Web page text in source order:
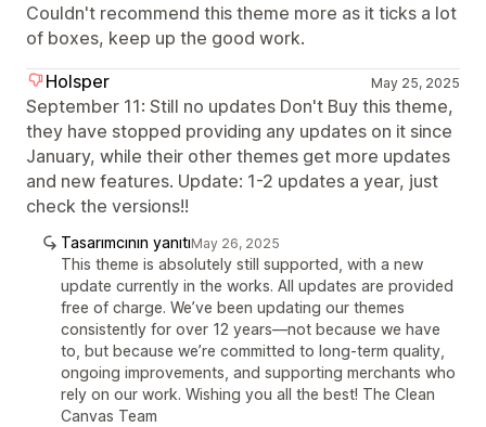
Couldn't recommend this theme more as it ticks a lot
of boxes, keep up the good work.
Holsper
May 25, 2025
September 11: Still no updates Don't Buy this theme,
they have stopped providing any updates on it since
January, while their other themes get more updates
and new features. Update: 1-2 updates a year, just
check the versions!!
Tasarımcının yanıtıMay 26, 2025
This theme is absolutely still supported, with a new
update currently in the works. All updates are provided
free of charge. We’ve been updating our themes
consistently for over 12 years—not because we have
to, but because we’re committed to long-term quality,
ongoing improvements, and supporting merchants who
rely on our work. Wishing you all the best! The Clean
Canvas Team